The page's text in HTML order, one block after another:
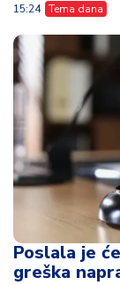
15:24 Tema dana
Poslala je
greška